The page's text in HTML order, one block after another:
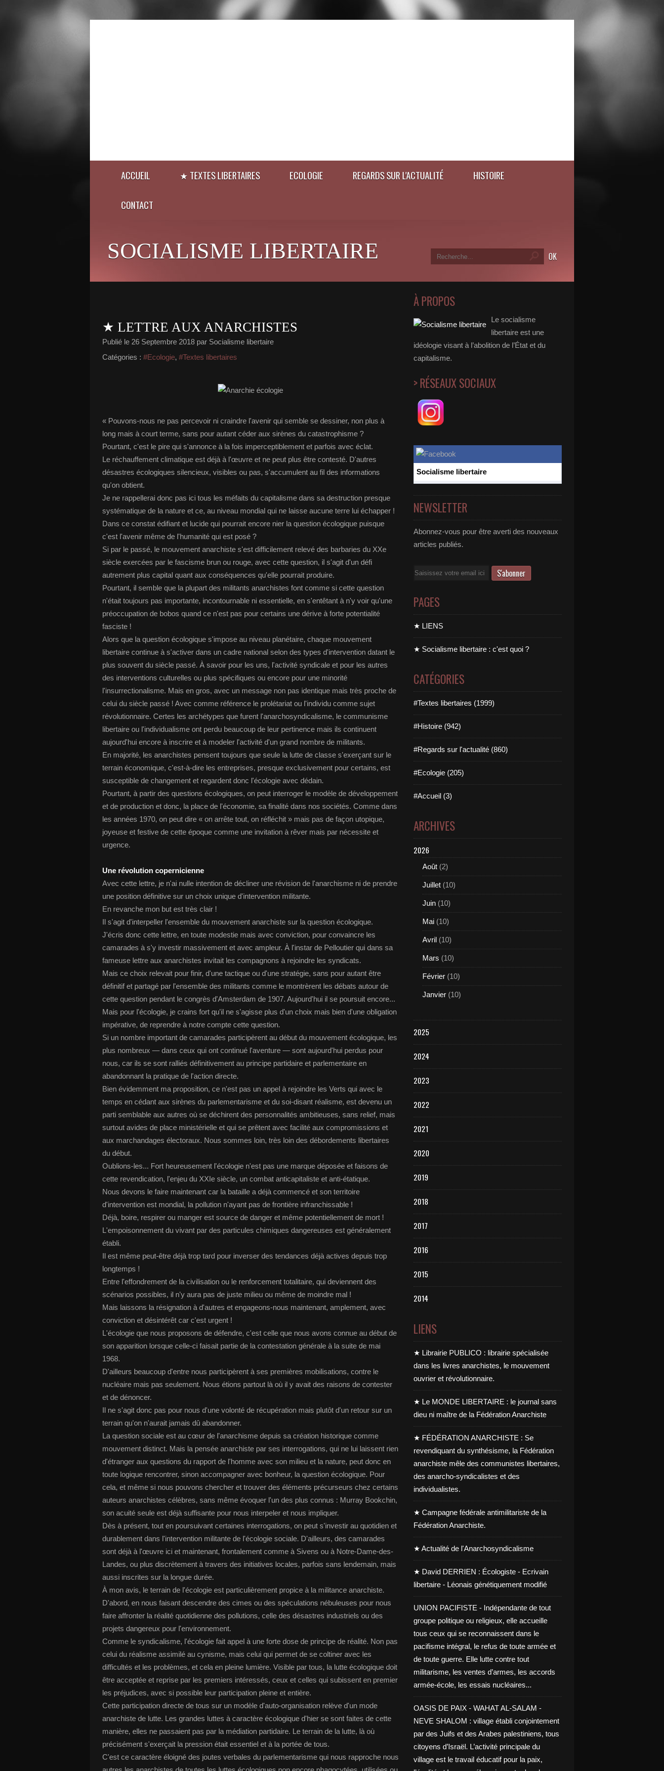
ACCUEIL ★ TEXTES LIBERTAIRES ECOLOGIE REGARDS SUR L'ACTUALITÉ HISTOIRE
CONTACT
SOCIALISME LIBERTAIRE
★ LETTRE AUX ANARCHISTES
Publié le 26 Septembre 2018 par Socialisme libertaire
Catégories : #Ecologie, #Textes libertaires
« Pouvons-nous ne pas percevoir ni craindre l'avenir qui semble se dessiner, non plus à
long mais à court terme, sans pour autant céder aux sirènes du catastrophisme ?
Pourtant, c'est le pire qui s'annonce à la fois imperceptiblement et parfois avec éclat.
Le réchauffement climatique est déjà à l'œuvre et ne peut plus être contesté. D'autres
désastres écologiques silencieux, visibles ou pas, s'accumulent au fil des informations
qu'on obtient.
Je ne rappellerai donc pas ici tous les méfaits du capitalisme dans sa destruction presque
systématique de la nature et ce, au niveau mondial qui ne laisse aucune terre lui échapper !
Dans ce constat édifiant et lucide qui pourrait encore nier la question écologique puisque
c'est l'avenir même de l'humanité qui est posé ?
Si par le passé, le mouvement anarchiste s'est difficilement relevé des barbaries du XXe
siècle exercées par le fascisme brun ou rouge, avec cette question, il s'agit d'un défi
autrement plus capital quant aux conséquences qu'elle pourrait produire.
Pourtant, il semble que la plupart des militants anarchistes font comme si cette question
n'était toujours pas importante, incontournable ni essentielle, en s'entêtant à n'y voir qu'une
préoccupation de bobos quand ce n'est pas pour certains une dérive à forte potentialité
fasciste !
Alors que la question écologique s'impose au niveau planétaire, chaque mouvement
libertaire continue à s'activer dans un cadre national selon des types d'intervention datant le
plus souvent du siècle passé. À savoir pour les uns, l'activité syndicale et pour les autres
des interventions culturelles ou plus spécifiques ou encore pour une minorité
l'insurrectionalisme. Mais en gros, avec un message non pas identique mais très proche de
celui du siècle passé ! Avec comme référence le prolétariat ou l'individu comme sujet
révolutionnaire. Certes les archétypes que furent l'anarchosyndicalisme, le communisme
libertaire ou l'individualisme ont perdu beaucoup de leur pertinence mais ils continuent
aujourd'hui encore à inscrire et à modeler l'activité d'un grand nombre de militants.
En majorité, les anarchistes pensent toujours que seule la lutte de classe s'exerçant sur le
terrain économique, c'est-à-dire les entreprises, presque exclusivement pour certains, est
susceptible de changement et regardent donc l'écologie avec dédain.
Pourtant, à partir des questions écologiques, on peut interroger le modèle de développement
et de production et donc, la place de l'économie, sa finalité dans nos sociétés. Comme dans
les années 1970, on peut dire « on arrête tout, on réfléchit » mais pas de façon utopique,
joyeuse et festive de cette époque comme une invitation à rêver mais par nécessite et
urgence.
Une révolution copernicienne
Avec cette lettre, je n'ai nulle intention de décliner une révision de l'anarchisme ni de prendre
une position définitive sur un choix unique d'intervention militante.
En revanche mon but est très clair !
Il s'agit d'interpeller l'ensemble du mouvement anarchiste sur la question écologique.
J'écris donc cette lettre, en toute modestie mais avec conviction, pour convaincre les
camarades à s'y investir massivement et avec ampleur. À l'instar de Pelloutier qui dans sa
fameuse lettre aux anarchistes invitait les compagnons à rejoindre les syndicats.
Mais ce choix relevait pour finir, d'une tactique ou d'une stratégie, sans pour autant être
définitif et partagé par l'ensemble des militants comme le montrèrent les débats autour de
cette question pendant le congrès d'Amsterdam de 1907. Aujourd'hui il se poursuit encore...
Mais pour l'écologie, je crains fort qu'il ne s'agisse plus d'un choix mais bien d'une obligation
impérative, de reprendre à notre compte cette question.
Si un nombre important de camarades participèrent au début du mouvement écologique, les
plus nombreux — dans ceux qui ont continué l'aventure — sont aujourd'hui perdus pour
nous, car ils se sont ralliés définitivement au principe partidaire et parlementaire en
abandonnant la pratique de l'action directe.
Bien évidemment ma proposition, ce n'est pas un appel à rejoindre les Verts qui avec le
temps en cédant aux sirènes du parlementarisme et du soi-disant réalisme, est devenu un
parti semblable aux autres où se déchirent des personnalités ambitieuses, sans relief, mais
surtout avides de place ministérielle et qui se prêtent avec facilité aux compromissions et
aux marchandages électoraux. Nous sommes loin, très loin des débordements libertaires
du début.
Oublions-les... Fort heureusement l'écologie n'est pas une marque déposée et faisons de
cette revendication, l'enjeu du XXIe siècle, un combat anticapitaliste et anti-étatique.
Nous devons le faire maintenant car la bataille a déjà commencé et son territoire
d'intervention est mondial, la pollution n'ayant pas de frontière infranchissable !
Déjà, boire, respirer ou manger est source de danger et même potentiellement de mort !
L'empoisonnement du vivant par des particules chimiques dangereuses est généralement
établi.
Il est même peut-être déjà trop tard pour inverser des tendances déjà actives depuis trop
longtemps !
Entre l'effondrement de la civilisation ou le renforcement totalitaire, qui deviennent des
scénarios possibles, il n'y aura pas de juste milieu ou même de moindre mal !
Mais laissons la résignation à d'autres et engageons-nous maintenant, amplement, avec
conviction et désintérêt car c'est urgent !
L'écologie que nous proposons de défendre, c'est celle que nous avons connue au début de
son apparition lorsque celle-ci faisait partie de la contestation générale à la suite de mai
1968.
D'ailleurs beaucoup d'entre nous participèrent à ses premières mobilisations, contre le
nucléaire mais pas seulement. Nous étions partout là où il y avait des raisons de contester
et de dénoncer.
Il ne s'agit donc pas pour nous d'une volonté de récupération mais plutôt d'un retour sur un
terrain qu'on n'aurait jamais dû abandonner.
La question sociale est au cœur de l'anarchisme depuis sa création historique comme
mouvement distinct. Mais la pensée anarchiste par ses interrogations, qui ne lui laissent rien
d'étranger aux questions du rapport de l'homme avec son milieu et la nature, peut donc en
toute logique rencontrer, sinon accompagner avec bonheur, la question écologique. Pour
cela, et même si nous pouvons chercher et trouver des éléments précurseurs chez certains
auteurs anarchistes célèbres, sans même évoquer l'un des plus connus : Murray Bookchin,
son acuité seule est déjà suffisante pour nous interpeler et nous impliquer.
Dès à présent, tout en poursuivant certaines interrogations, on peut s'investir au quotidien et
durablement dans l'intervention militante de l'écologie sociale. D'ailleurs, des camarades
sont déjà à l'œuvre ici et maintenant, frontalement comme à Sivens ou à Notre-Dame-des-
Landes, ou plus discrètement à travers des initiatives locales, parfois sans lendemain, mais
aussi inscrites sur la longue durée.
À mon avis, le terrain de l'écologie est particulièrement propice à la militance anarchiste.
D'abord, en nous faisant descendre des cimes ou des spéculations nébuleuses pour nous
faire affronter la réalité quotidienne des pollutions, celle des désastres industriels ou des
projets dangereux pour l'environnement.
Comme le syndicalisme, l'écologie fait appel à une forte dose de principe de réalité. Non pas
celui du réalisme assimilé au cynisme, mais celui qui permet de se coltiner avec les
difficultés et les problèmes, et cela en pleine lumière. Visible par tous, la lutte écologique doit
être acceptée et reprise par les premiers intéressés, ceux et celles qui subissent en premier
les préjudices, avec si possible leur participation pleine et entière.
Cette participation directe de tous sur un modèle d'auto-organisation relève d'un mode
anarchiste de lutte. Les grandes luttes à caractère écologique d'hier se sont faites de cette
manière, elles ne passaient pas par la médiation partidaire. Le terrain de la lutte, là où
précisément s'exerçait la pression était essentiel et à la portée de tous.
C'est ce caractère éloigné des joutes verbales du parlementarisme qui nous rapproche nous
À PROPOS
Le socialisme
libertaire est une
idéologie visant à l’abolition de l’État et du
capitalisme.
> RÉSEAUX SOCIAUX
Socialisme libertaire
NEWSLETTER
Abonnez-vous pour être averti des nouveaux
articles publiés.
Email
PAGES
★ LIENS
★ Socialisme libertaire : c'est quoi ?
CATÉGORIES
#Textes libertaires (1999)
#Histoire (942)
#Regards sur l'actualité (860)
#Ecologie (205)
#Accueil (3)
ARCHIVES
2026
Août (2)
Juillet (10)
Juin (10)
Mai (10)
Avril (10)
Mars (10)
Février (10)
Janvier (10)
2025
2024
2023
2022
2021
2020
2019
2018
2017
2016
2015
2014
LIENS
★ Librairie PUBLICO : librairie spécialisée
dans les livres anarchistes, le mouvement
ouvrier et révolutionnaire.
★ Le MONDE LIBERTAIRE : le journal sans
dieu ni maître de la Fédération Anarchiste
★ FÉDÉRATION ANARCHISTE : Se
revendiquant du synthésisme, la Fédération
anarchiste mêle des communistes libertaires,
des anarcho-syndicalistes et des
individualistes.
★ Campagne fédérale antimilitariste de la
Fédération Anarchiste.
★ Actualité de l'Anarchosyndicalisme
★ David DERRIEN : Écologiste - Ecrivain
libertaire - Léonais génétiquement modifié
UNION PACIFISTE - Indépendante de tout
groupe politique ou religieux, elle accueille
tous ceux qui se reconnaissent dans le
pacifisme intégral, le refus de toute armée et
de toute guerre. Elle lutte contre tout
militarisme, les ventes d’armes, les accords
armée-école, les essais nucléaires...
OASIS DE PAIX - WAHAT AL-SALAM -
NEVE SHALOM : village établi conjointement
par des Juifs et des Arabes palestiniens, tous
citoyens d’Israël. L’activité principale du
village est le travail éducatif pour la paix,